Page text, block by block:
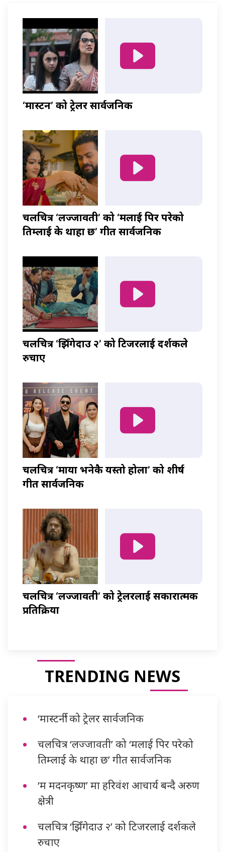
‘मास्टर्नी’ को ट्रेलर सार्वजनिक
चलचित्र ‘लज्जावती’ को ‘मलाई पिर परेको
तिम्लाई के थाहा छ’ गीत सार्वजनिक
चलचित्र ‘झिँगेदाउ २’ को टिजरलाई दर्शकले
रुचाए
चलचित्र ‘माया भनेकै यस्तो होला’ को शीर्ष
गीत सार्वजनिक
चलचित्र ‘लज्जावती’ को ट्रेलरलाई सकारात्मक
प्रतिक्रिया
TRENDING NEWS
‘मास्टर्नी’ को ट्रेलर सार्वजनिक
चलचित्र ‘लज्जावती’ को ‘मलाई पिर परेको
तिम्लाई के थाहा छ’ गीत सार्वजनिक
‘म मदनकृष्ण’ मा हरिवंश आचार्य बन्दै अरुण
क्षेत्री
चलचित्र ‘झिँगेदाउ २’ को टिजरलाई दर्शकले
रुचाए